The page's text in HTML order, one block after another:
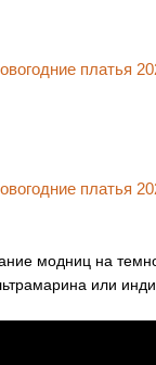
модниц на
или